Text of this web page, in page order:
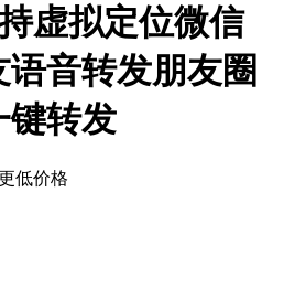
虚拟定位微信
音转发朋友圈
键转发
低价格